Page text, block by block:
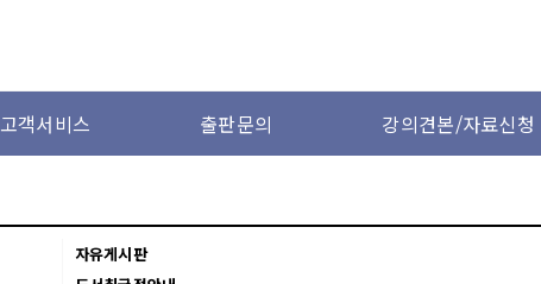
고객서비스 출판문의 강의견본/자료신청
자유게시판